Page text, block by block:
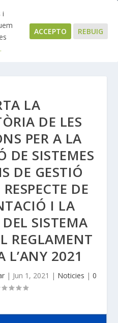
LA
DE LES
PER A LA
DE SISTEMES
DE GESTIÓ
DE
I LA
SISTEMA
REGLAMENT
L’ANY 2021
| Jun 1, 2021 | Noticies | 0
i
ACCEPTO REBUIG